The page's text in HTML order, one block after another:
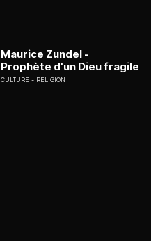
Maurice Zundel -
Prophète d'un Dieu fragile
CULTURE RELIGION